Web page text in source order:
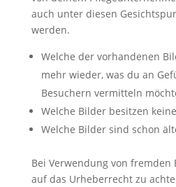
auch unter diesen
werden.
Welche der vorhandenen
mehr wieder, was du an
Besuchern vermitteln
Welche Bilder besitzen
Welche Bilder sind schon
Bei Verwendung von fremden
auf das Urheberrecht zu